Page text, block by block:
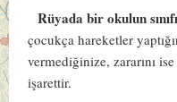
Rüyada bir okulun
çocukça hareketler
vermediğinize, zararını
işarettir.